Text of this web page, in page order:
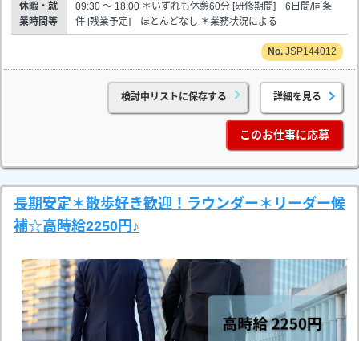
休暇・就
業時間等
09:30 ～ 18:00 ＊いずれも休憩60分 [研修期間] 6日間/同条
件 [残業予定] ほとんどなし ＊業務状況による
JSP144012
検討中リストに保存する 詳細を見る
このお仕事に応募
長期安定＊散歩好き歓迎！ラウンダー＊リーダー候
補☆高時給2250円♪